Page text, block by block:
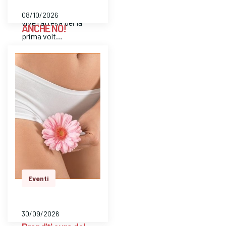
vive l'attesa per la
prima volt…
08/10/2026
ANCHE NO!
Familiare Scarpellini
propone il percorso
di gruppo “Anche
No!”, dedicato al
tema della
manipolazione nelle
relazioni famil…
Eventi
30/09/2026